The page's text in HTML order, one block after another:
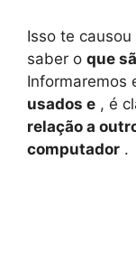
Isso te
saber o que
Informaremos
usados ​​e , é
relação a
computador .